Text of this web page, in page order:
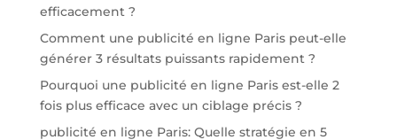
efficacement ?
Comment une publicité en ligne Paris peut-elle
générer 3 résultats puissants rapidement ?
Pourquoi une publicité en ligne Paris est-elle 2
fois plus efficace avec un ciblage précis ?
publicité en ligne Paris: Quelle stratégie en 5